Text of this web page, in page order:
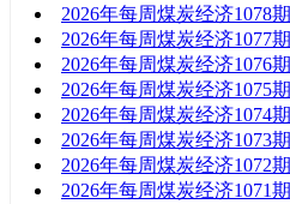
2026年每周煤炭经济1078期
2026年每周煤炭经济1077期
2026年每周煤炭经济1076期
2026年每周煤炭经济1075期
2026年每周煤炭经济1074期
2026年每周煤炭经济1073期
2026年每周煤炭经济1072期
2026年每周煤炭经济1071期